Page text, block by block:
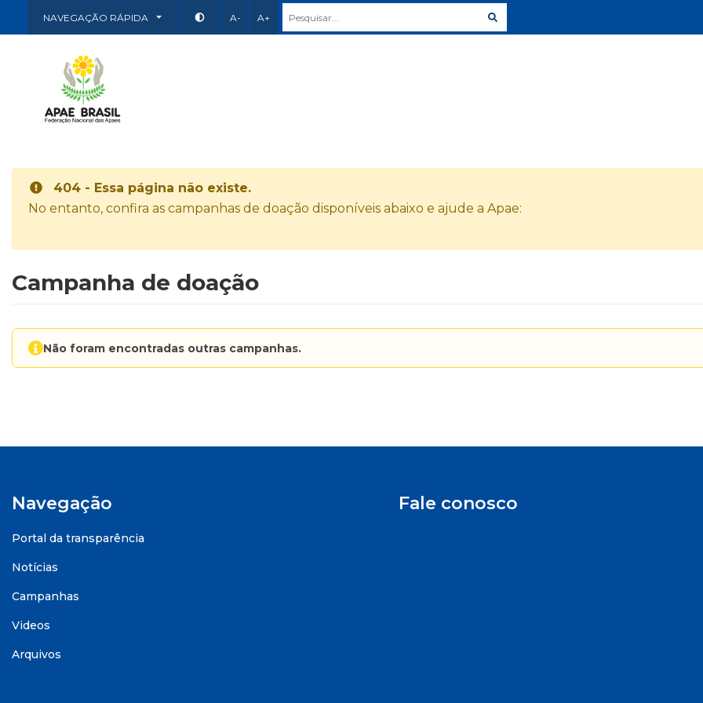
NAVEGAÇÃO RÁPIDA A- A+
404 - Essa página não existe.
No entanto, confira as campanhas de doação disponíveis abaixo e ajude a Apae:
Campanha de doação
Não foram encontradas outras campanhas.
Navegação
Portal da transparência
Notícias
Campanhas
Videos
Arquivos
Fale conosco